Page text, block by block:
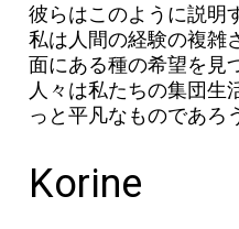
彼らはこのように説明
私は人間の経験の複雑
面にある種の希望を見
人々は私たちの集団生
っと平凡なものであろ
Korine